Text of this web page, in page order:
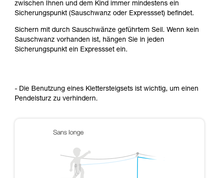
zwischen Ihnen und dem Kind immer mindestens ein
Sicherungspunkt (Sauschwanz oder Expressset) befindet.
Sichern mit durch Sauschwänze geführtem Seil. Wenn kein
Sauschwanz vorhanden ist, hängen Sie in jeden
Sicherungspunkt ein Expressset ein.
- Die Benutzung eines Klettersteigsets ist wichtig, um einen
Pendelsturz zu verhindern.